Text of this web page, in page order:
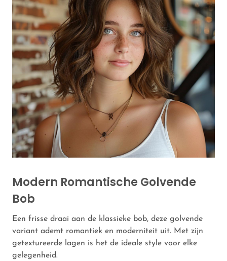
Modern Romantische Golvende
Bob
Een frisse draai aan de klassieke bob, deze golvende
variant ademt romantiek en moderniteit uit. Met zijn
getextureerde lagen is het de ideale style voor elke
gelegenheid.